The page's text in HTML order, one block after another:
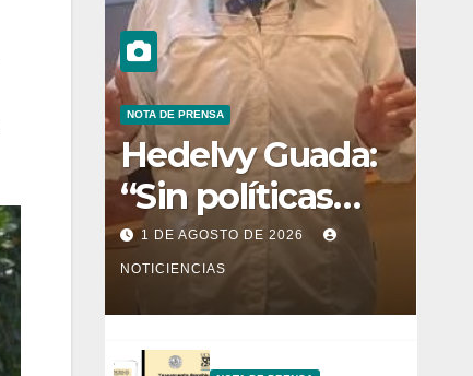
NOTA DE PRENSA
Hedelvy Guada:
“Sin políticas
claras, ningún
esfuerzo de
conservación
rendirá frutos”
1 DE AGOSTO DE 2026
NOTICIENCIAS